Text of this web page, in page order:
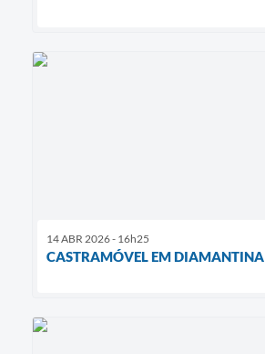
14 ABR 2026 - 16h25
CASTRAMÓVEL EM DIAMANTINA